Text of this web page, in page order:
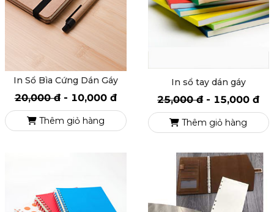
In Sổ Bìa Cứng Dán Gáy
20,000 đ - 10,000 đ
Thêm giỏ hàng
In sổ tay dán gáy
25,000 đ - 15,000 đ
Thêm giỏ hàng